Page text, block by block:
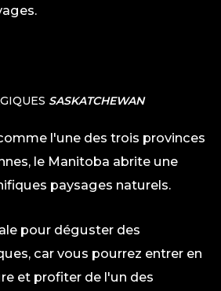
SASKATCHEWAN
l'une des trois provinces
le Manitoba abrite une
paysages naturels.
pour déguster des
car vous pourrez entrer en
et profiter de l'un des